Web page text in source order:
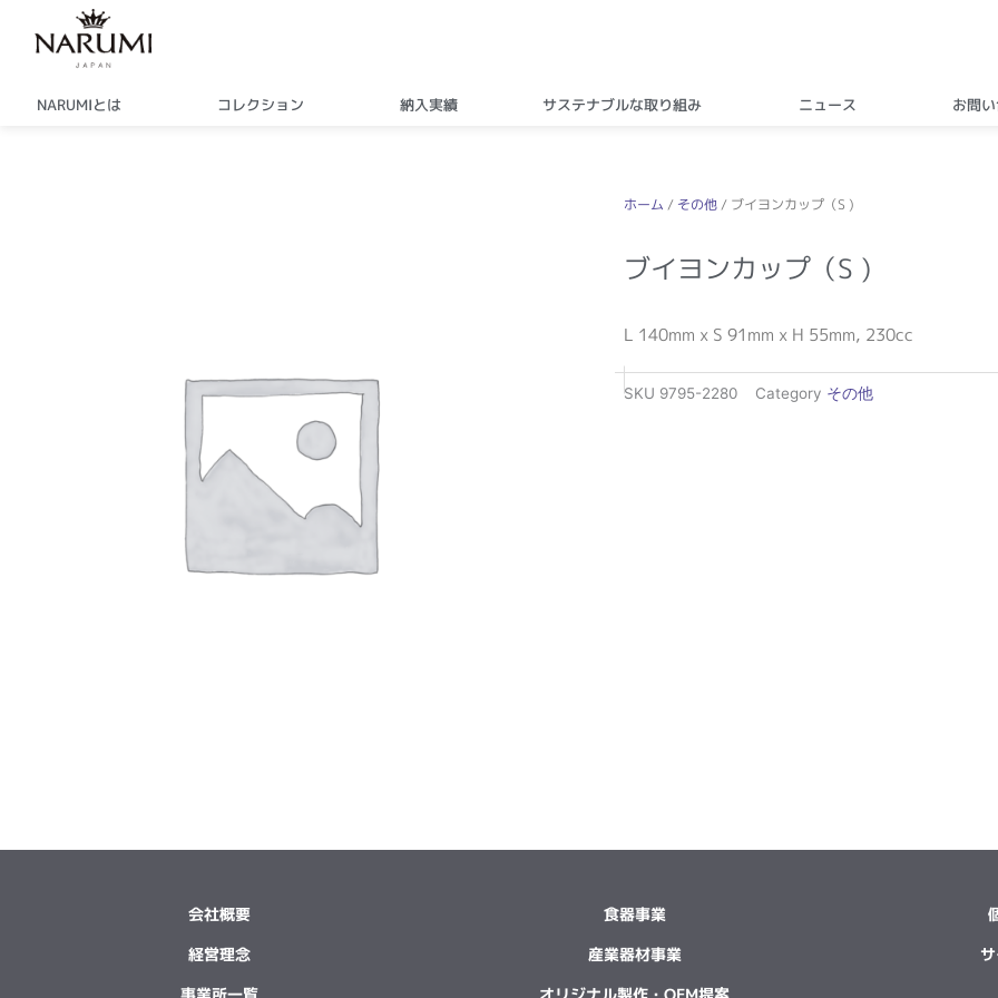
NARUMIとは コレクション 納入実績 サステナブルな取り組み ニュース お問
ホーム / その他 / ブイヨンカップ（S )
ブイヨンカップ（S )
L 140mm x S 91mm x H 55mm, 230cc
SKU 9795-2280 Category その他
会社概要
経営理念
事業所一覧
食器事業
産業器材事業
オリジナル製作・OEM提案